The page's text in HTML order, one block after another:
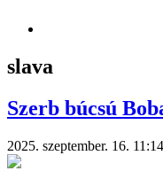
slava
Szerb búcsú
2025. szeptember. 16. 11:14